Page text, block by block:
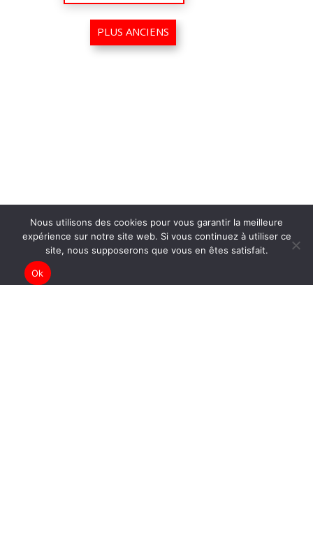
Nous utilisons des cookies pour vous garantir la meilleure
expérience sur notre site web. Si vous continuez à utiliser ce
site, nous supposerons que vous en êtes satisfait.
Ok